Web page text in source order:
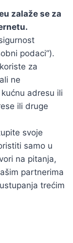
zalaže se za
podaci”).
za
ne
adresu ili
ili druge
svoje
samo u
na pitanja,
partnerima
trećim